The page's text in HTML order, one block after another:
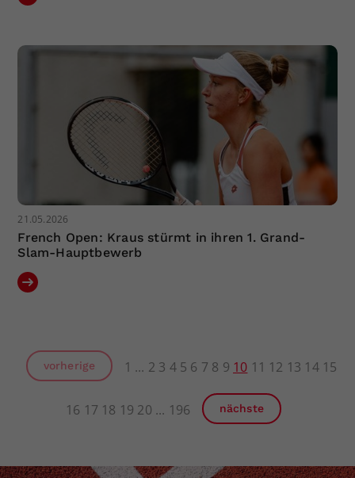
21.05.2026
French Open: Kraus stürmt in ihren 1. Grand-
Slam-Hauptbewerb
vorherige 1 2 3 4 5 6 7 8 9 10 11 12 13 14 15
16 17 18 19 20 196 nächste